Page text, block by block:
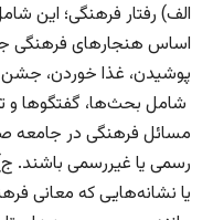
الف) رفتار فرهنگی؛ این
اساس هنجارهای فرهنگی
پوشیدن، غذا خوردن، جشن
شامل بحث‌ها، گفتگوها و
مسائل فرهنگی در جامعه
رسمی یا غیررسمی باشند. ج)
یا نشانه‌هایی که معانی